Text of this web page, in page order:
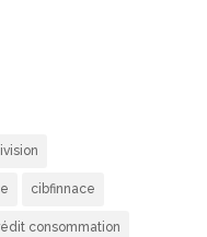
cibfinnace
consommation